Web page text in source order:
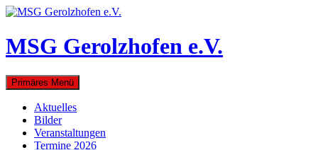
Zum
springen
MSG Gerolzhofen e.V.
Suchen
Primäres Menü
Aktuelles
Bilder
Veranstaltungen
Termine 2026